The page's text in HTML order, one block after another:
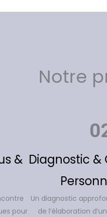
Notre
&
pour
Diagnostic
Un diagnostic
de l’élaboration